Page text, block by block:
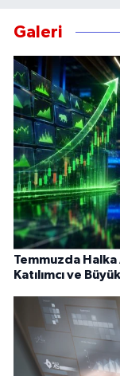
Galeri
Temmuzda Halka
Katılımcı ve